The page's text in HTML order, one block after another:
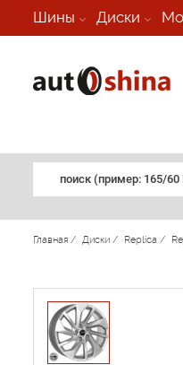
Шины Диски
поиск (примеp: 165/60
Главная / Диски / Replica /